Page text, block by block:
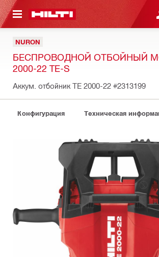
КОНТЕНТУ
NURON
БЕСПРОВОДНОЙ ОТБОЙНЫЙ
2000-22 TE-S
Аккум. отбойник ТЕ 2000-22 #2313199
Конфигурация Техническая